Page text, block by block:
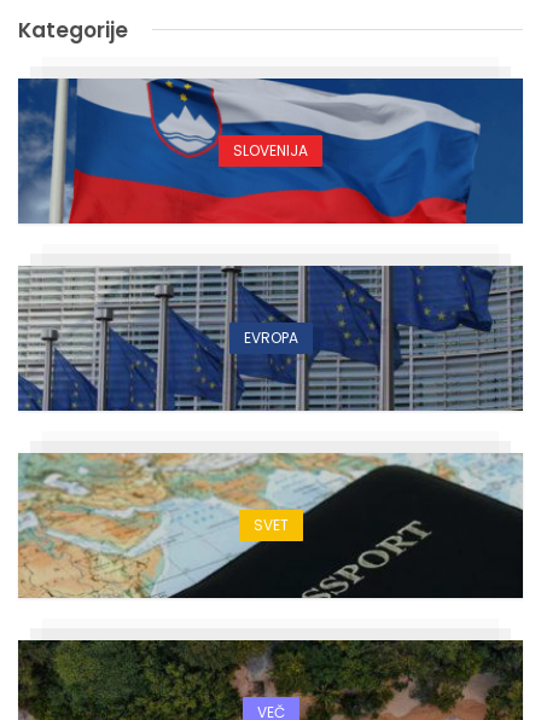
Kategorije
SLOVENIJA
EVROPA
SVET
VEČ